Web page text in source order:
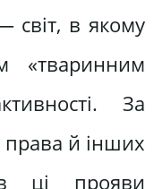
світ, в якому
«тваринним
За
й інших
ці прояви